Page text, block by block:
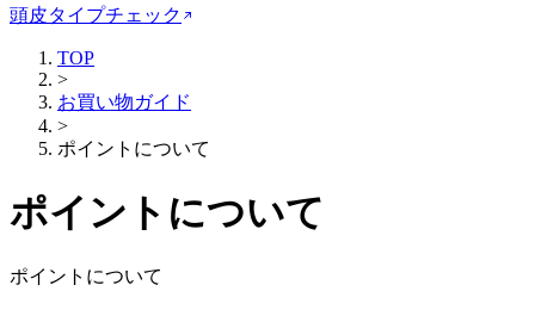
頭皮タイプチェック
TOP
>
お買い物ガイド
>
ポイントについて
ポイントについて
ポイントについて